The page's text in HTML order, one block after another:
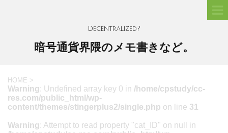
Decentralized?
暗号通貨界隈のメモ書きなど。
HOME >
Warning: Undefined array key 0 in /home/cpstudy/cc-
res.com/public_html/wp-
content/themes/stingerplus2/single.php on line 31
Warning: Attempt to read property "cat_ID" on null in